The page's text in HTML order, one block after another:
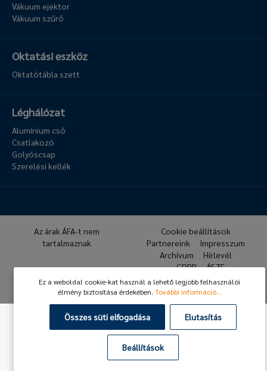
Vákuum ejektor
Vákuum szűrő
Oktatási eszköz
Oktatótábla szett
Léghálózat
Alumínium cső
Csatlakozó
Golyóscsap
Szerelési kellék
© 2026 Hafner Pneumatika
Az árak ÁFA-t nem
tartalmaznak
Cookie beállítások
Partnereink
Impresszum
Archívum
Hírlevél
GDPR
ÁSZF
Ez a weboldal cookie-kat használ a lehető legjobb felhasználói
élmény biztosítása érdekében. További információ...
Összes süti elfogadása Elutasítás
Beállítások